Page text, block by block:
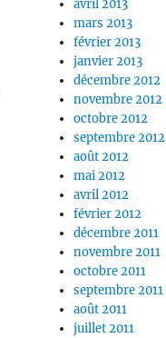
avril 2013
mars 2013
février 2013
janvier 2013
décembre 2012
novembre 2012
octobre 2012
septembre 2012
août 2012
mai 2012
avril 2012
février 2012
décembre 2011
novembre 2011
octobre 2011
septembre 2011
août 2011
juillet 2011